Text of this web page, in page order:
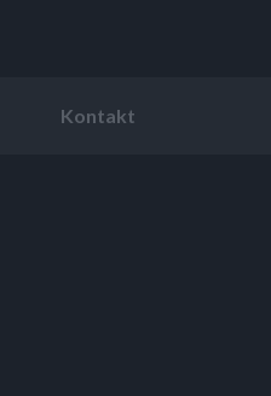
Kontakt